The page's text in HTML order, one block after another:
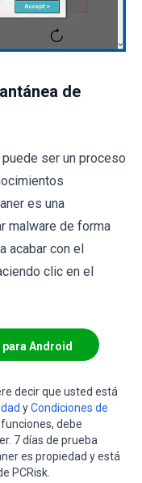
de
ser un proceso
es una
malware de forma
acabar con el
clic en el
para Android
decir que usted está
yCondiciones de
debe
7 días de prueba
es propiedad y está
PCRisk.